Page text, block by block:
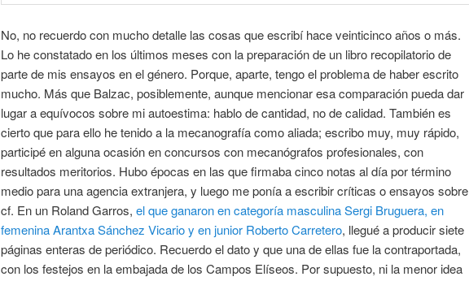
No, no recuerdo con mucho detalle las cosas que escribí hace veinticinco años o más.
Lo he constatado en los últimos meses con la preparación de un libro recopilatorio de
parte de mis ensayos en el género. Porque, aparte, tengo el problema de haber escrito
mucho. Más que Balzac, posiblemente, aunque mencionar esa comparación pueda dar
lugar a equívocos sobre mi autoestima: hablo de cantidad, no de calidad. También es
cierto que para ello he tenido a la mecanografía como aliada; escribo muy, muy rápido,
participé en alguna ocasión en concursos con mecanógrafos profesionales, con
resultados meritorios. Hubo épocas en las que firmaba cinco notas al día por término
medio para una agencia extranjera, y luego me ponía a escribir críticas o ensayos sobre
cf. En un Roland Garros, el que ganaron en categoría masculina Sergi Bruguera, en
femenina Arantxa Sánchez Vicario y en junior Roberto Carretero, llegué a producir siete
páginas enteras de periódico. Recuerdo el dato y que una de ellas fue la contraportada,
con los festejos en la embajada de los Campos Elíseos. Por supuesto, ni la menor idea